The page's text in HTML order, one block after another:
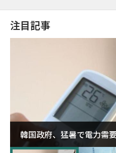
注目記事
韓国政府、猛暑で電力需